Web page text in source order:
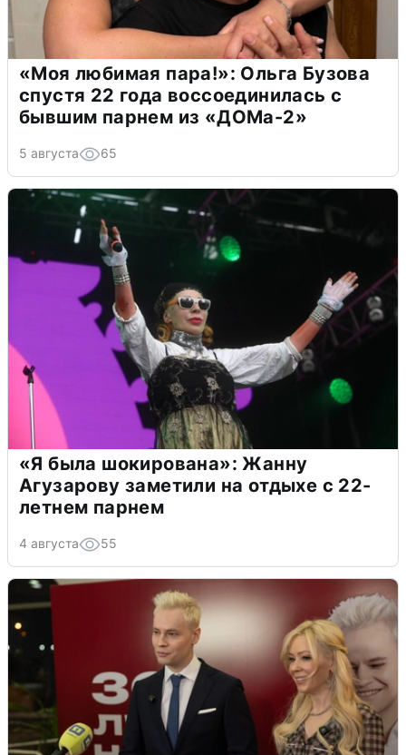
«Моя любимая пара!»: Ольга Бузова
спустя 22 года воссоединилась с
бывшим парнем из «ДОМа-2»
5 августа 65
«Я была шокирована»: Жанну
Агузарову заметили на отдыхе с 22-
летнем парнем
4 августа 55